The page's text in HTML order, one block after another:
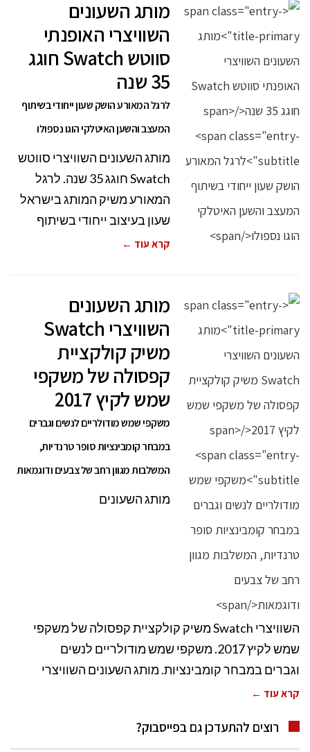
מותג השעונים
השוויצרי האופנתי
סווטש Swatch חוגג
35 שנה
לרגל המאורע הושק שעון ייחודי בשיתוף
המעצב והשען האיטלקי הוגו נספולו
מותג השעונים השוויצרי סווטש
Swatch חוגג 35 שנה. לרגל
המאורע משיק המותג בישראל
שעון בעיצוב ייחודי בשיתוף
קרא עוד ←
מותג השעונים
השוויצרי Swatch
משיק קולקציית
קפסולה של משקפי
שמש לקיץ 2017
משקפי שמש מודולריים לנשים וגברים
במבחר קומבינציות סופר טרנדיות,
המשלבות מגוון רחב של צבעים ודוגמאות
מותג השעונים
השוויצרי Swatch משיק קולקציית קפסולה של משקפי
שמש לקיץ 2017. משקפי שמש מודולריים לנשים
וגברים במבחר קומבינציות. מותג השעונים השוויצרי
קרא עוד ←
רוצים להתעדכן גם בפייסבוק?